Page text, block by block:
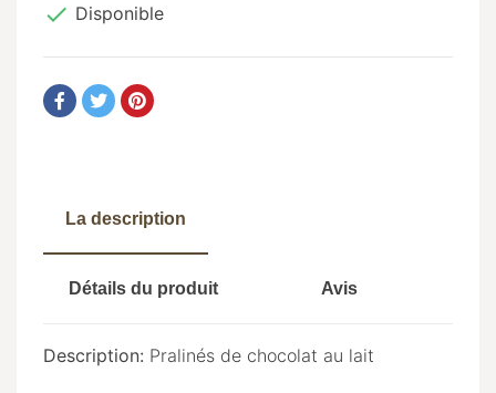
 Disponible
La description
Détails du produit Avis
Description: Pralinés de chocolat au lait